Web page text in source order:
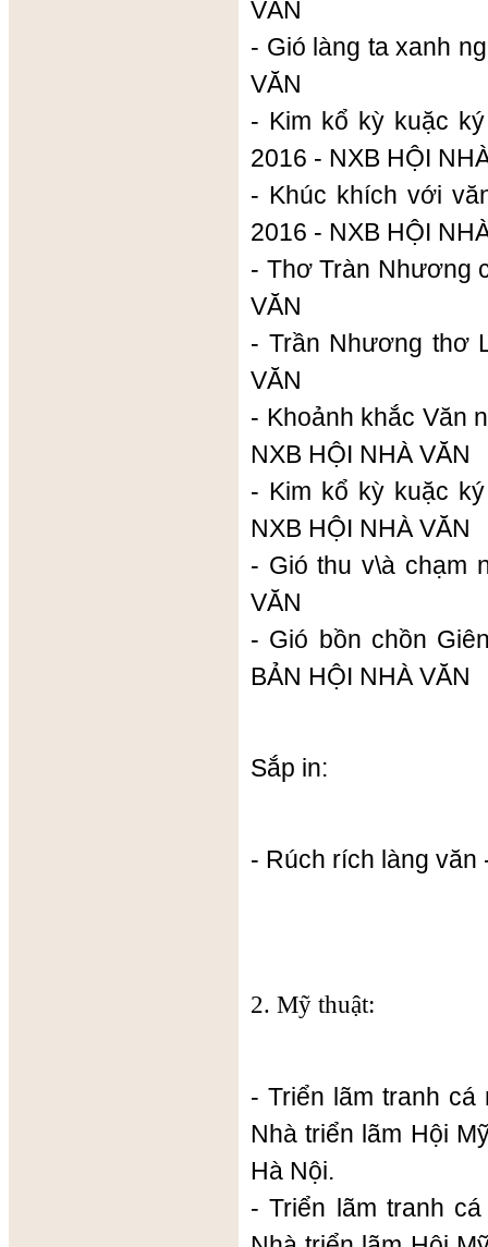
VĂN
- Gió làng ta xanh
VĂN
- Kim kổ kỳ kuặc
2016 - NXB HỘI
- Khúc khích với
2016 - NXB HỘI
- Thơ Tràn Nhương
VĂN
- Trần Nhương thơ
VĂN
- Khoảnh khắc Văn
NXB HỘI NHÀ VĂN
- Kim kổ kỳ kuặc
NXB HỘI NHÀ VĂN
- Gió thu v\à chạm
VĂN
- Gió bồn chồn
BẢN HỘI NHÀ VĂN
Sắp in:
- Rúch rích làng văn
2. Mỹ thuật:
- Triển lãm tranh
Nhà triển lãm Hội
Hà Nội.
- Triển lãm tranh